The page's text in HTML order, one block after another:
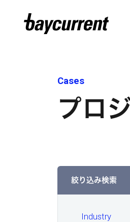
Cases
プロ
絞り込み検索
Industry